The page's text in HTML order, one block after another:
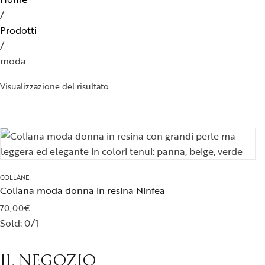
/
Prodotti
/
moda
Visualizzazione del risultato
COLLANE
Collana moda donna in resina Ninfea
70,00€
Sold:0/1
IL NEGOZIO